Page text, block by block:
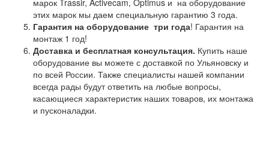
марок Trassir, Activecam, Optimus и на оборудование
этих марок мы даем специальную гарантию 3 года.
Гарантия на оборудование три года! Гарантия на
монтаж 1 год!
Доставка и бесплатная консультация. Купить наше
оборудование вы можете с доставкой по Ульяновску и
по всей России. Также специалисты нашей компании
всегда рады будут ответить на любые вопросы,
касающиеся характеристик наших товаров, их монтажа
и пусконаладки.